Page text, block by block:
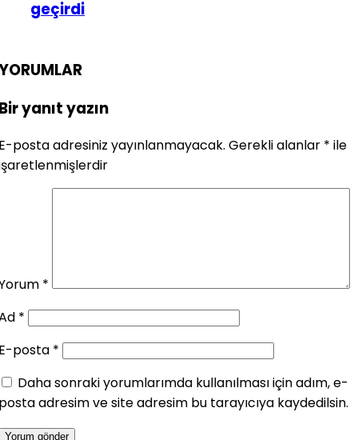
geçirdi
yanıt yazın
posta adresiniz yayınlanmayacak. Gerekli alanlar * ile
*
*
posta *
Daha sonraki yorumlarımda kullanılması için adım, e-
adresim ve site adresim bu tarayıcıya kaydedilsin.